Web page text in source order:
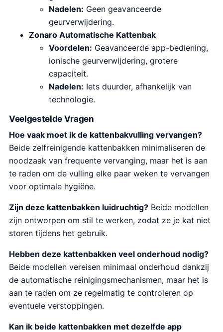
Nadelen: Geen geavanceerde
geurverwijdering.
Zonaro Automatische Kattenbak
Voordelen: Geavanceerde app-bediening,
ionische geurverwijdering, grotere
capaciteit.
Nadelen: Iets duurder, afhankelijk van
technologie.
Veelgestelde Vragen
Hoe vaak moet ik de kattenbakvulling vervangen?
Beide zelfreinigende kattenbakken minimaliseren de
noodzaak van frequente vervanging, maar het is aan
te raden om de vulling elke paar weken te vervangen
voor optimale hygiëne.
Zijn deze kattenbakken luidruchtig? Beide modellen
zijn ontworpen om stil te werken, zodat ze je kat niet
storen tijdens het gebruik.
Hebben deze kattenbakken veel onderhoud nodig?
Beide modellen vereisen minimaal onderhoud dankzij
de automatische reinigingsmechanismen, maar het is
aan te raden om ze regelmatig te controleren op
eventuele verstoppingen.
Kan ik beide kattenbakken met dezelfde app